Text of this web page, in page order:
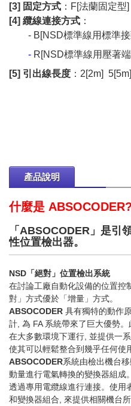
[3] 固定方式 ：F[法蘭固定型]
[4] 纜線連接方式 ：
- B[NSD標準線用標準接
- R[NSD標準線用壓著
[5] 引出線長度 ：2[2m]
產品說明
什麼是 ABSOCODER?
「ABSOCODER」是引
性位置檢出器。
NSD「絕對」位置檢出系統
在討論工廠自動化設備的位置控
對」方式優於「增量」方式。
ABSOCODER 具有獨特的動作
計, 為 FA 系統帶來了巨大優勢。
在大多數環境下運行, 並提供一
使其可以輕鬆整合到幾乎任何使
ABSOCODER系統由檢出機台
動量進行電氣轉換的變換器組成
透過專用電纜線進行連接。使用
和變換器組合, 來提供相關機台